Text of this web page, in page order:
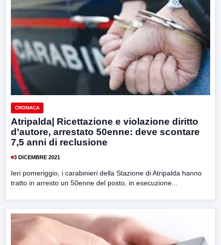
CRONACA
Atripalda| Ricettazione e violazione diritto
d’autore, arrestato 50enne: deve scontare
7,5 anni di reclusione
3 DICEMBRE 2021
Ieri pomeriggio, i carabinieri della Stazione di Atripalda hanno
tratto in arresto un 50enne del posto, in esecuzione...